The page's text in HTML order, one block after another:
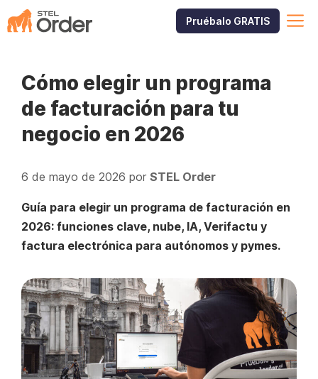
Saltar
al
Pruébalo GRATIS
Cómo elegir un programa
de facturación para tu
negocio en 2026
6 de mayo de 2026 por STEL Order
Guía para elegir un programa de facturación en
2026: funciones clave, nube, IA, Verifactu y
factura electrónica para autónomos y pymes.